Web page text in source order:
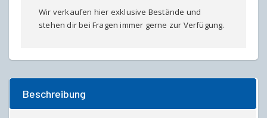
Wir verkaufen hier exklusive Bestände und
stehen dir bei Fragen immer gerne zur Verfügung.
Beschreibung